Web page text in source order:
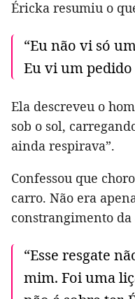
Éricka resumiu o
“Eu não vi só
Eu vi um pedido
Ela descreveu o
sob o sol,
ainda respirava”.
Confessou que
carro. Não era
constrangimento da
“Esse resgate
mim. Foi uma